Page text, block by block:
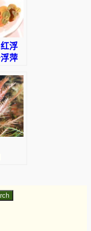
浮
萍
份
片